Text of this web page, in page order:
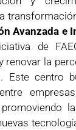
Avanzada e
de
renovar la
Este centro